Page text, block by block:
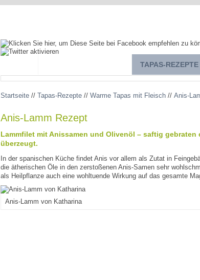
TAPAS-REZEPTE
Startseite // Tapas-Rezepte // Warme Tapas mit Fleisch // Anis-
Anis-Lamm Rezept
Lammfilet mit Anissamen und Olivenöl – saftig
überzeugt.
In der spanischen Küche findet Anis vor allem als Zutat in
die ätherischen Öle in den zerstoßenen Anis-Samen sehr
als Heilpflanze auch eine wohltuende Wirkung auf das gesamte
Anis-Lamm von Katharina